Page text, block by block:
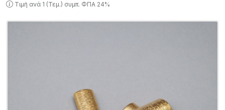
Τιμή ανά 1 (Τεμ.) συμπ. ΦΠΑ 24%